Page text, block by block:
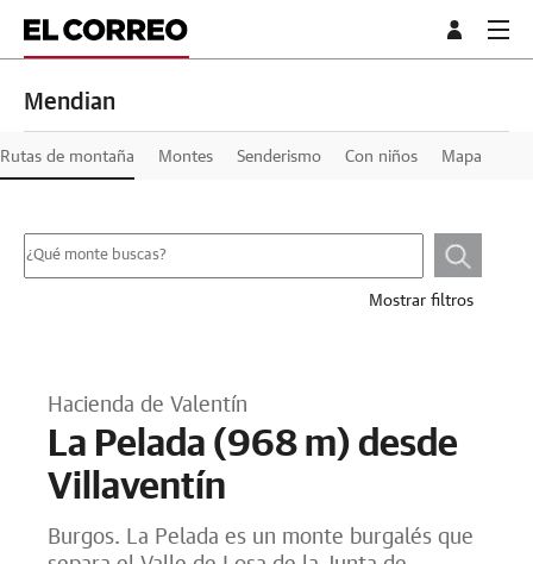
Mendian
Rutas de montaña Montes Senderismo Con niños Mapa
Mostrar filtros
Hacienda de Valentín
La Pelada (968 m) desde
Villaventín
Burgos. La Pelada es un monte burgalés que